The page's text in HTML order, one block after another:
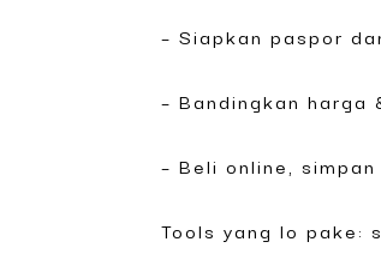
– Siapkan paspor
– Bandingkan
– Beli online,
Tools yang lo pake: